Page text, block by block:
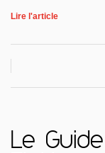
Lire l'article
Le